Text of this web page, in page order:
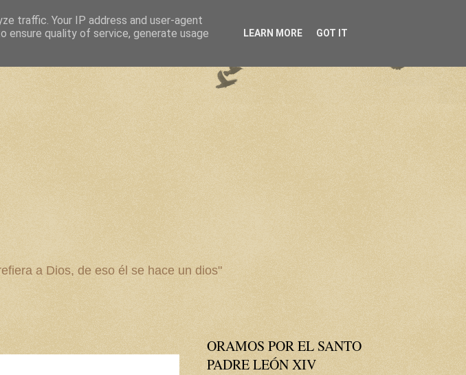
a Dios, de eso él se hace un dios"
ORAMOS POR EL SANTO
PADRE LEÓN XIV
traffic. Your IP address and user-agent
ensure quality of service, generate usage
LEARN MORE GOT IT